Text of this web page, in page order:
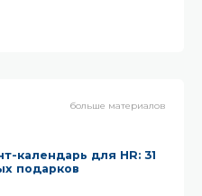
планы
а сегодня —
больше материалов
календарь для HR: 31
подарков